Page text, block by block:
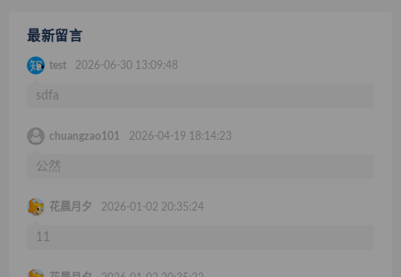
最新留言
test 2026-06-30 13:09:48
sdfa
chuangzao101 2026-04-19 18:14:23
公然
花晨月夕 2026-01-02 20:35:24
11